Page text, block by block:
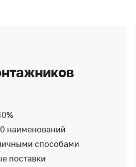
наименований
способами
поставки